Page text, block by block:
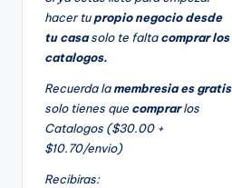
hacer tupropio negocio desde
tu casasolo te faltacomprar los
catalogos.
Recuerda lamembresia es gratis
solo tienes que comprarlos
Catalogos ($30.00 +
$10.70/envio)
Recibiras: